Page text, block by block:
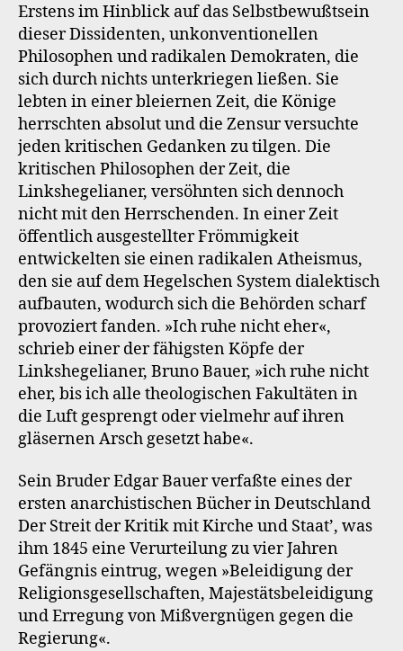
Erstens im Hinblick auf das Selbstbewußtsein
dieser Dissidenten, unkonventionellen
Philosophen und radikalen Demokraten, die
sich durch nichts unterkriegen ließen. Sie
lebten in einer bleiernen Zeit, die Könige
herrschten absolut und die Zensur versuchte
jeden kritischen Gedanken zu tilgen. Die
kritischen Philosophen der Zeit, die
Linkshegelianer, versöhnten sich dennoch
nicht mit den Herrschenden. In einer Zeit
öffentlich ausgestellter Frömmigkeit
entwickelten sie einen radikalen Atheismus,
den sie auf dem Hegelschen System dialektisch
aufbauten, wodurch sich die Behörden scharf
provoziert fanden. »Ich ruhe nicht eher«,
schrieb einer der fähigsten Köpfe der
Linkshegelianer, Bruno Bauer, »ich ruhe nicht
eher, bis ich alle theologischen Fakultäten in
die Luft gesprengt oder vielmehr auf ihren
gläsernen Arsch gesetzt habe«.
Sein Bruder Edgar Bauer verfaßte eines der
ersten anarchistischen Bücher in Deutschland
Der Streit der Kritik mit Kirche und Staat’, was
ihm 1845 eine Verurteilung zu vier Jahren
Gefängnis eintrug, wegen »Beleidigung der
Religionsgesellschaften, Majestätsbeleidigung
und Erregung von Mißvergnügen gegen die
Regierung«.